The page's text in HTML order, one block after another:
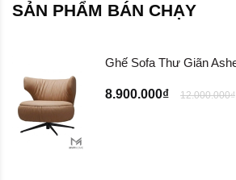
SẢN PHẨM BÁN CHẠY
8.900.000₫ 12.000.000₫